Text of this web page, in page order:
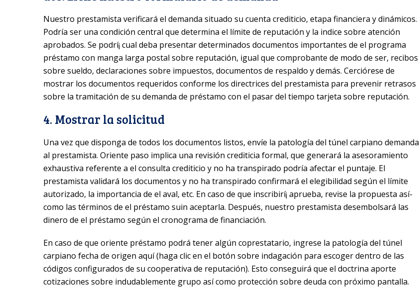
Nuestro prestamista verificará el demanda situado su cuenta crediticio, etapa financiera y dinámicos.
Podría ser una condición central que determina el límite de reputación y la indice sobre atención
aprobados. Se podrí¡ cual deba presentar determinados documentos importantes de el programa
préstamo con manga larga postal sobre reputación, igual que comprobante de modo de ser, recibos
sobre sueldo, declaraciones sobre impuestos, documentos de respaldo y demás. Cerciórese de
mostrar los documentos requeridos conforme los directrices del prestamista para prevenir retrasos
sobre la tramitación de su demanda de préstamo con el pasar del tiempo tarjeta sobre reputación.
4. Mostrar la solicitud
Una vez que disponga de todos los documentos listos, envíe la patologí­a del túnel carpiano demanda
al prestamista. Oriente paso implica una revisión crediticia formal, que generará la asesoramiento
exhaustiva referente a el consulta crediticio y no ha transpirado podría afectar el puntaje. El
prestamista validará los documentos y no ha transpirado confirmará el elegibilidad según el límite
autorizado, la importancia de el aval, etc. En caso de que inscribirí¡ aprueba, revise la propuesta así­
como las términos de el préstamo suin aceptarla. Después, nuestro prestamista desembolsará las
dinero de el préstamo según el cronograma de financiación.
En caso de que oriente préstamo podrá tener algún coprestatario, ingrese la patologí­a del túnel
carpiano fecha de origen aquí (haga clic en el botón sobre indagación para escoger dentro de las
códigos configurados de su cooperativa de reputación). Esto conseguirá que el doctrina aporte
cotizaciones sobre indudablemente grupo así­ como protección sobre deuda con próximo pantalla.